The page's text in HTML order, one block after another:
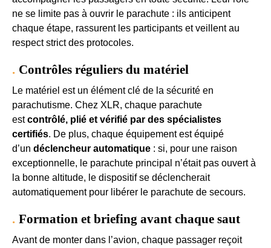
ne se limite pas à ouvrir le parachute : ils anticipent
chaque étape, rassurent les participants et veillent au
respect strict des protocoles.
Contrôles réguliers du matériel
Le matériel est un élément clé de la sécurité en
parachutisme. Chez XLR, chaque parachute
estcontrôlé, plié et vérifié par des spécialistes
certifiés. De plus, chaque équipement est équipé
d’un déclencheur automatique : si, pour une raison
exceptionnelle, le parachute principal n’était pas ouvert à
la bonne altitude, le dispositif se déclencherait
automatiquement pour libérer le parachute de secours.
Formation et briefing avant chaque saut
Avant de monter dans l’avion, chaque passager reçoit